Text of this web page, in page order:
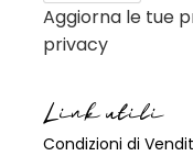
Aggiorna le tue
privacy
Link utili
Condizioni di